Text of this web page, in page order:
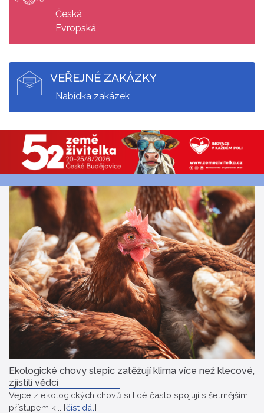
Česká
Evropská
VEŘEJNÉ ZAKÁZKY
Nabídka zakázek
Ekologické chovy slepic zatěžují klima více než klecové,
zjistili vědci
Vejce z ekologických chovů si lidé často spojují s šetrnějším
přístupem k... [číst dál]